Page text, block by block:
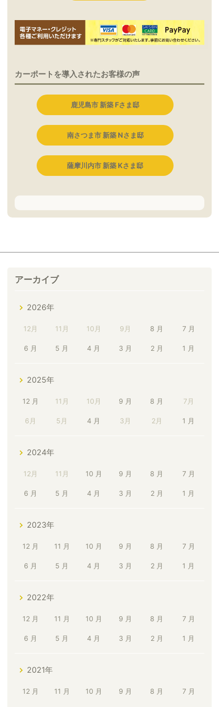
カーポートを導入されたお客様の声
鹿児島市 新築 Fさま邸
南さつま市 新築 Nさま邸
薩摩川内市 新築 Kさま邸
アーカイブ
2026年
12月 11月 10月 9月 8 月 7 月
6 月 5 月 4 月 3 月 2 月 1 月
2025年
12 月 11月 10月 9 月 8 月 7月
6月 5月 4 月 3月 2月 1 月
2024年
12月 11月 10 月 9 月 8 月 7 月
6 月 5 月 4 月 3 月 2 月 1 月
2023年
12 月 11 月 10 月 9 月 8 月 7 月
6 月 5 月 4 月 3 月 2 月 1 月
2022年
12 月 11 月 10 月 9 月 8 月 7 月
6 月 5 月 4 月 3 月 2 月 1 月
2021年
12 月 11 月 10 月 9 月 8 月 7 月